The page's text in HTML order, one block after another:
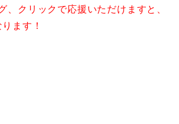
、クリックで応援いただけますと、
ます！